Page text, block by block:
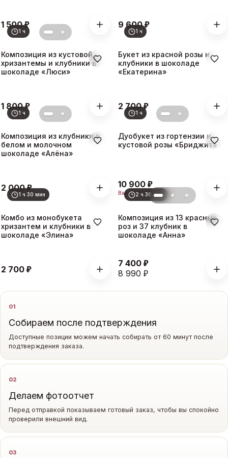
1 500 ₽ 9 600 ₽
-5%
1 ч
Композиция из кустовой
хризантемы и клубники в
шоколаде «Люси»
1 800 ₽
1 ч
Букет из красной розы и
клубники в шоколаде
«Екатерина»
2 700 ₽
1 ч
Композиция из клубники в
белом и молочном
шоколаде «Алёна»
2 000 ₽
1 ч
Дуобукет из гортензии и
кустовой розы «Бриджит»
10 900 ₽
Вариант M · 25 шт
1 ч 30 мин
Комбо из монобукета
хризантем и клубники в
шоколаде «Элина»
2 700 ₽
-18%
2 ч 30 мин
Композиция из 13 красных
роз и 37 клубник в
шоколаде «Анна»
7 400 ₽
8 990 ₽
Как мы работаем
01
Собираем после подтверждения
Доступные позиции можем начать собирать от 60 минут после
подтверждения заказа.
02
Делаем фотоотчет
Перед отправкой показываем готовый заказ, чтобы вы спокойно
проверили внешний вид.
03